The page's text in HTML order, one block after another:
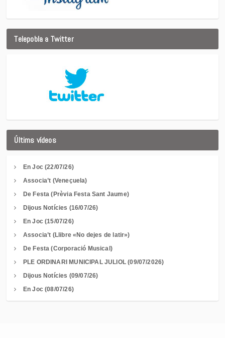
Telepobla a Twitter
Últims vídeos
En Joc (22/07/26)
Associa’t (Veneçuela)
De Festa (Prèvia Festa Sant Jaume)
Dijous Notícies (16/07/26)
En Joc (15/07/26)
Associa’t (Llibre «No dejes de latir»)
De Festa (Corporació Musical)
PLE ORDINARI MUNICIPAL JULIOL (09/07/2026)
Dijous Notícies (09/07/26)
En Joc (08/07/26)